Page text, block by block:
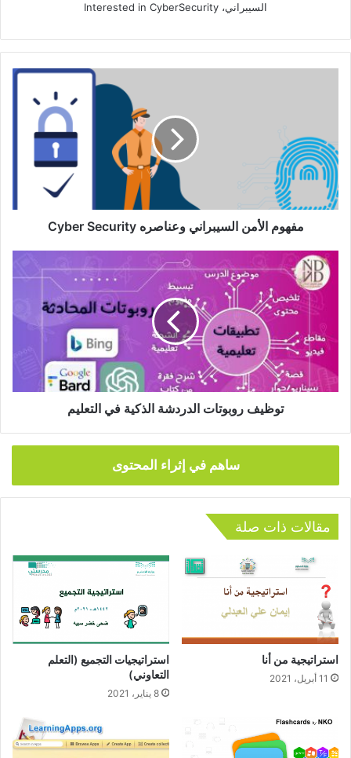
السيبراني، Interested in CyberSecurity
Cyber
Security
مفهوم الأمن السيبراني وعناصره Cyber Security
توظيف
روبوتات
الدردشة
الذكية
في
التعليم
توظيف روبوتات الدردشة الذكية في التعليم
ساهم في إثراء المحتوى
مقالات ذات صلة
استراتيجية من أنا
11 أبريل، 2021
استراتيجيات التجميع (التعلم
التعاوني)
8 يناير، 2021